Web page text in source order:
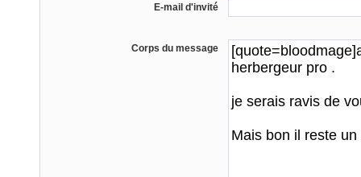
E-mail d'invité
Corps du message